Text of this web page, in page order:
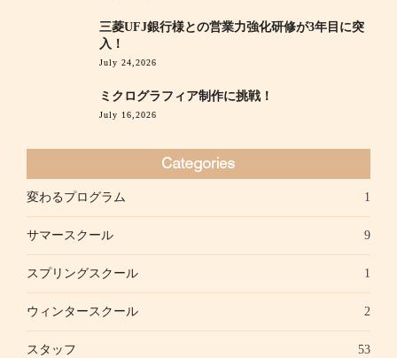
三菱UFJ銀行様との営業力強化研修が3年目に突
入！
July 24,2026
ミクログラフィア制作に挑戦！
July 16,2026
変わるプログラム 1
サマースクール 9
スプリングスクール 1
ウィンタースクール 2
スタッフ 53